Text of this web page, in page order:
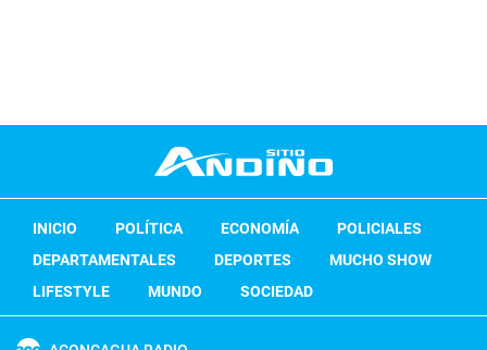
INICIO POLÍTICA ECONOMÍA
POLICIALES
DEPARTAMENTALES
DEPORTES
MUCHO SHOW
LIFESTYLE
MUNDO SOCIEDAD